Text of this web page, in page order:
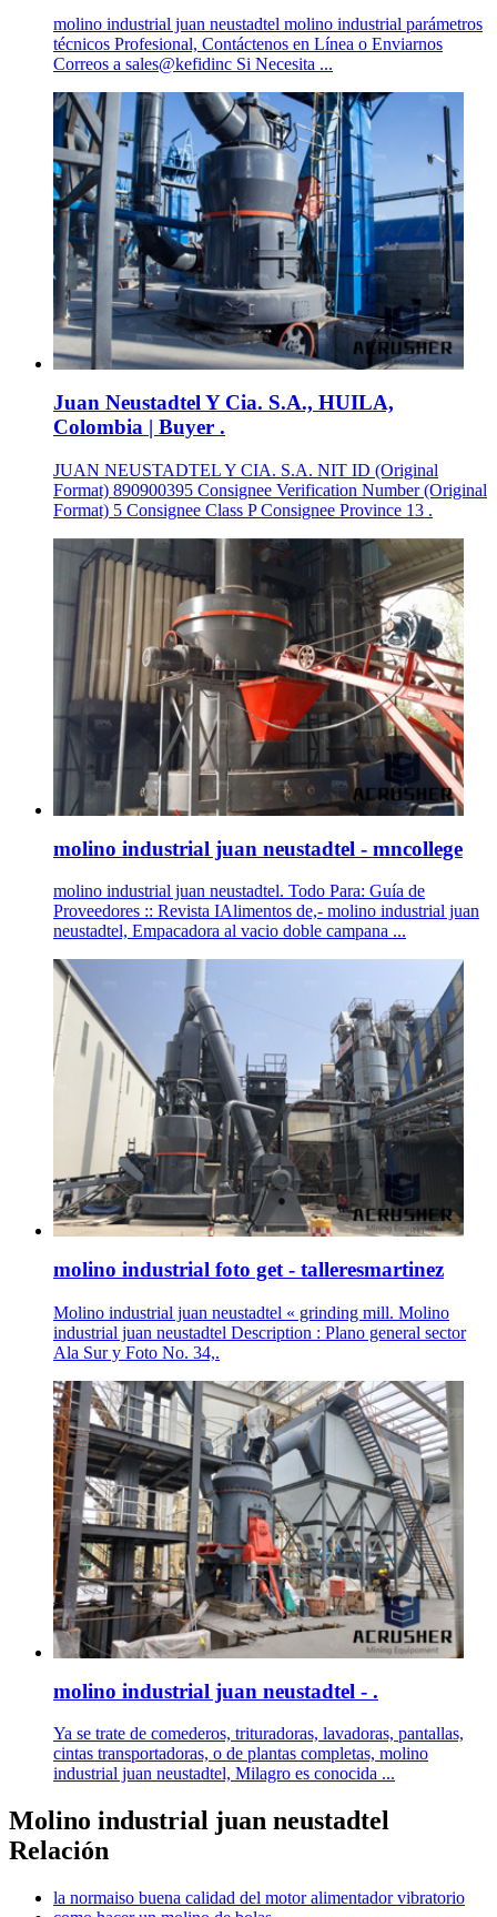
molino industrial juan neustadtel molino industrial parámetros
técnicos Profesional, Contáctenos en Línea o Enviarnos
Correos a sales@kefidinc Si Necesita ...
Juan Neustadtel Y Cia. S.A., HUILA,
Colombia | Buyer .
JUAN NEUSTADTEL Y CIA. S.A. NIT ID (Original
Format) 890900395 Consignee Verification Number (Original
Format) 5 Consignee Class P Consignee Province 13 .
molino industrial juan neustadtel - mncollege
molino industrial juan neustadtel. Todo Para: Guía de
Proveedores :: Revista IAlimentos de,- molino industrial juan
neustadtel, Empacadora al vacio doble campana ...
molino industrial foto get - talleresmartinez
Molino industrial juan neustadtel « grinding mill. Molino
industrial juan neustadtel Description : Plano general sector
Ala Sur y Foto No. 34,.
molino industrial juan neustadtel - .
Ya se trate de comederos, trituradoras, lavadoras, pantallas,
cintas transportadoras, o de plantas completas, molino
industrial juan neustadtel, Milagro es conocida ...
Molino industrial juan neustadtel
Relación
la normaiso buena calidad del motor alimentador vibratorio